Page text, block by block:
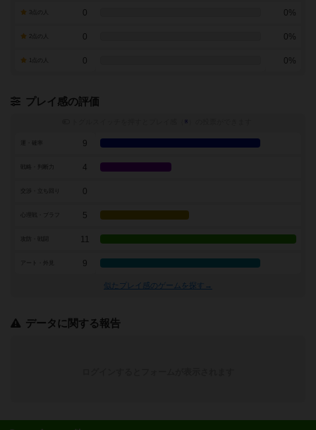
0 0%
0 0%
0 0%
プレイ感の評価
※
9
4
交渉・立ち回り 0
5
11
アート・外見 9
似たプレイ感のゲームを探す→
データに関する報告